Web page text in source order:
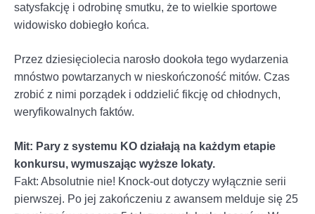
satysfakcję i odrobinę smutku, że to wielkie sportowe
widowisko dobiegło końca.
Przez dziesięciolecia narosło dookoła tego wydarzenia
mnóstwo powtarzanych w nieskończoność mitów. Czas
zrobić z nimi porządek i oddzielić fikcję od chłodnych,
weryfikowalnych faktów.
Mit: Pary z systemu KO działają na każdym etapie
konkursu, wymuszając wyższe lokaty.
Fakt: Absolutnie nie! Knock-out dotyczy wyłącznie serii
pierwszej. Po jej zakończeniu z awansem melduje się 25